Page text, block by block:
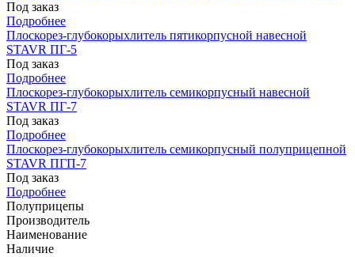
Под заказ
Подробнее
Плоскорез-глубокорыхлитель пятикорпусной навесной
STAVR ПГ-5
Под заказ
Подробнее
Плоскорез-глубокорыхлитель семикорпусный навесной
STAVR ПГ-7
Под заказ
Подробнее
Плоскорез-глубокорыхлитель семикорпусный полуприцепной
STAVR ПГП-7
Под заказ
Подробнее
Полуприцепы
Производитель
Наименование
Наличие